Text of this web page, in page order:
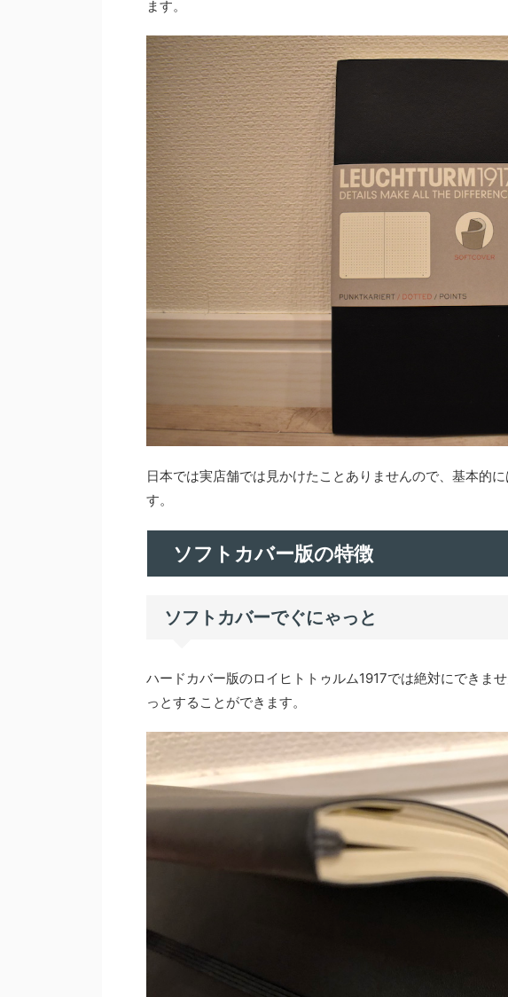
ます。
日本では実店舗では見かけたことありませんので、基本的
す。
ソフトカバー版の特徴
ソフトカバーでぐにゃっと
ハードカバー版のロイヒトトゥルム1917では絶対にできま
っとすることができます。